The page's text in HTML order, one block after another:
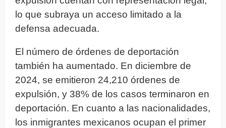
lo que subraya un acceso limitado a la
defensa adecuada.
El número de órdenes de deportación
también ha aumentado. En diciembre de
2024, se emitieron 24,210 órdenes de
expulsión, y 38% de los casos terminaron en
deportación. En cuanto a las nacionalidades,
los inmigrantes mexicanos ocupan el primer